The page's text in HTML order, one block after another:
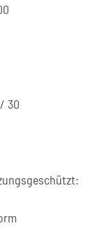
30